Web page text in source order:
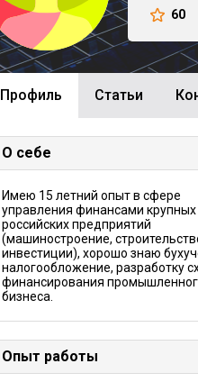
60
Профиль Cтатьи
О себе
Имею 15 летний опыт в сфере
управления финансами крупных
российских предприятий
(машиностроение,
инвестиции), хорошо знаю
налогообложение, разработку
финансирования
бизнеса.
Опыт работы